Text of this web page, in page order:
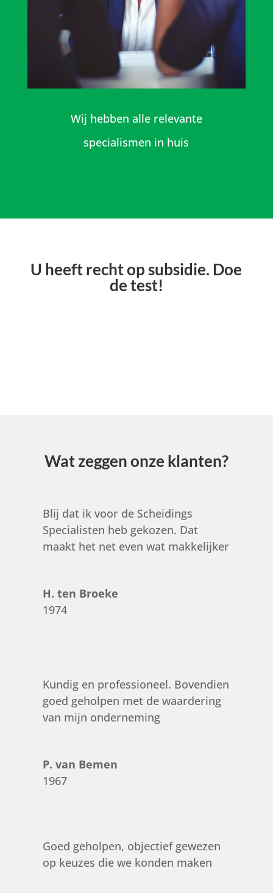
Wij hebben alle relevante
specialismen in huis
U heeft recht op subsidie. Doe
de test!
Wat zeggen onze klanten?
Blij dat ik voor de Scheidings
Specialisten heb gekozen. Dat
maakt het net even wat makkelijker
H. ten Broeke
1974
Kundig en professioneel. Bovendien
goed geholpen met de waardering
van mijn onderneming
P. van Bemen
1967
Goed geholpen, objectief gewezen
op keuzes die we konden maken